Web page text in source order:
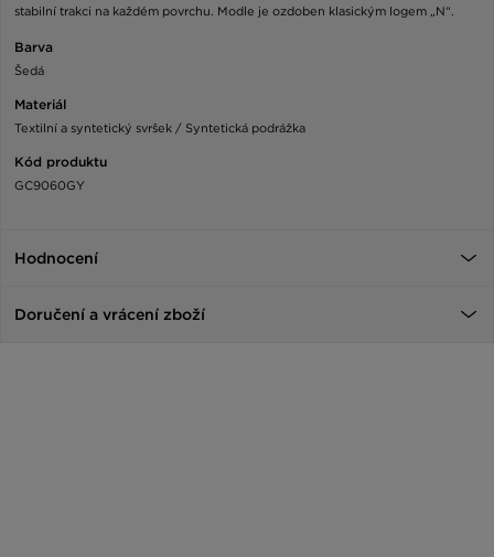
stabilní trakci na každém povrchu. Modle je ozdoben klasickým logem „N“.
Barva
Šedá
Materiál
Textilní a syntetický svršek / Syntetická podrážka
Kód produktu
GC9060GY
Hodnocení
Doručení a vrácení zboží